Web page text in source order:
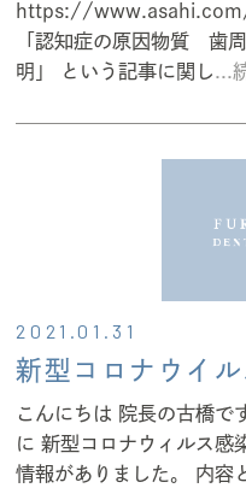
https://
「認知症の原因物質 歯
明」 という記事に関し...
2021.01.31
新型コロナウイ
こんにちは 院長の古橋で
に 新型コロナウィルス感
情報がありました。 内容